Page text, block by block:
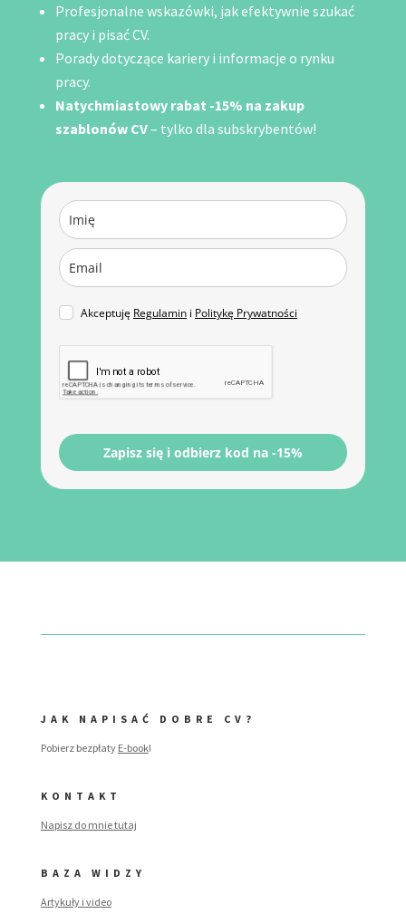
Profesjonalne wskazówki, jak efektywnie szukać
pracy i pisać CV.
Porady dotyczące kariery i informacje o rynku
pracy.
Natychmiastowy rabat -15% na zakup
szablonów CV– tylko dla subskrybentów!
Akceptuję Regulamini Politykę Prywatności
Zapisz się i odbierz kod na -15%
JAK NAPISAĆ DOBRE CV?
Pobierz bezpłaty E-book!
KONTAKT
Napisz do mnie tutaj
BAZA WIDZY
Artykuły i video